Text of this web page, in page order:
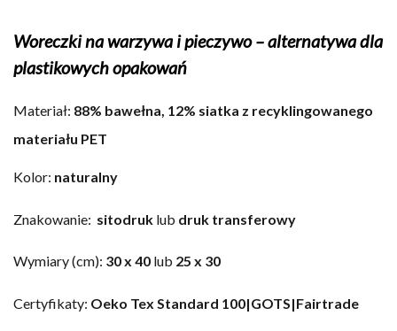
Woreczki na warzywa i pieczywo –alternatywa dla
plastikowych opakowań
Materiał: 88% bawełna, 12% siatka z recyklingowanego
materiału PET
Kolor: naturalny
Znakowanie: sitodruk lub druk transferowy
Wymiary (cm): 30 x 40 lub 25 x 30
Certyfikaty: Oeko Tex Standard 100|GOTS|Fairtrade